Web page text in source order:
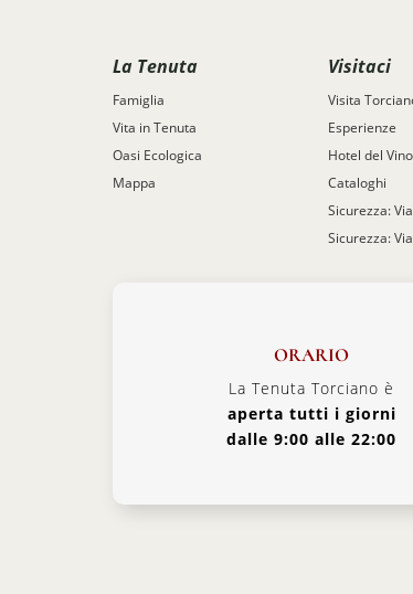
La Tenuta
Famiglia
Vita in Tenuta
Oasi Ecologica
Mappa
Visitaci
Visita
Esperienze
Hotel del Vino
Cataloghi
Sicurezza:
Sicurezza:
ORARIO
La Tenuta Torciano è
aperta tutti i giorni
dalle 9:00 alle 22:00